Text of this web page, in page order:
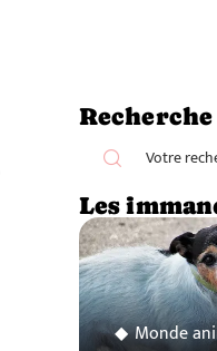
Recherche
Les
Monde